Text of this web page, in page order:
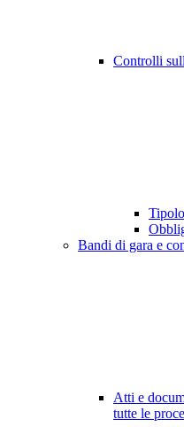
Controlli
Bandi di gara e
Atti e
tutte le